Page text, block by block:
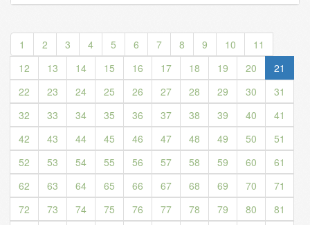
1 2 3 4 5 6 7 8 9 10
11
12
13 14 15 16 17 18 19 20
21
22
23 24 25 26 27 28 29 30
31
32
33 34 35 36 37 38 39 40
41
42
43 44 45 46 47 48 49 50
51
52
53 54 55 56 57 58 59 60
61
62
63 64 65 66 67 68 69 70
71
72
73 74 75 76 77 78 79 80
81